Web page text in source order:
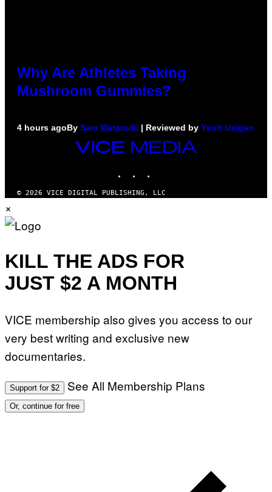
Why Are Athletes Taking
Mushroom Gummies?
4 hours agoBy Sam Watanuki | Reviewed by Ysolt Usigan
VICE
MEDIA
© 2026 VICE DIGITAL PUBLISHING, LLC
×
KILL THE ADS FOR
JUST $2 A MONTH
VICE membership also gives you access to our
very best writing and exclusive new
documentaries.
Support for $2 See All Membership Plans
Or, continue for free